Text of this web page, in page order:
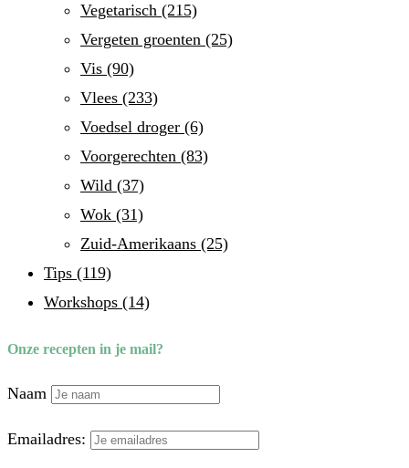
Vegetarisch (215)
Vergeten groenten (25)
Vis (90)
Vlees (233)
Voedsel droger (6)
Voorgerechten (83)
Wild (37)
Wok (31)
Zuid-Amerikaans (25)
Tips (119)
Workshops (14)
Onze recepten in je mail?
Naam
Emailadres: